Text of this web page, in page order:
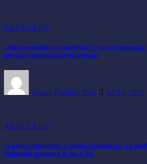
ARTÍCULOS
¿Más estornudos y congestión? Cinco
alergias respiratorias en invierno
Yajaira Pacheco Polo Jul 13, 2026
ARTÍCULOS
¿Compra inteligente o compra impulsiva? Así
realmente mejorará tu día a día